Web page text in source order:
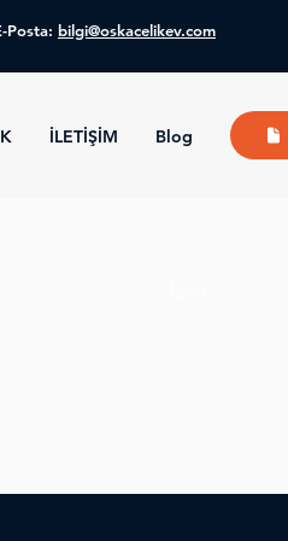
Posta: bilgi@oskacelikev.com
İLETİŞİM Blog